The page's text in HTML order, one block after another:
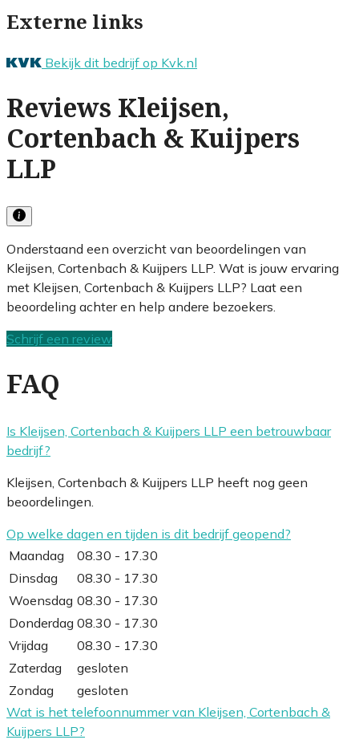
Externe links
Bekijk dit bedrijf op Kvk.nl
Reviews Kleijsen,
Cortenbach & Kuijpers
LLP
Onderstaand een overzicht van beoordelingen van
Kleijsen, Cortenbach & Kuijpers LLP. Wat is jouw ervaring
met Kleijsen, Cortenbach & Kuijpers LLP? Laat een
beoordeling achter en help andere bezoekers.
Schrijf een review
FAQ
Is Kleijsen, Cortenbach & Kuijpers LLP een betrouwbaar
bedrijf?
Kleijsen, Cortenbach & Kuijpers LLP heeft nog geen
beoordelingen.
Op welke dagen en tijden is dit bedrijf geopend?
Maandag
08.30 - 17.30
Dinsdag
08.30 - 17.30
Woensdag 08.30 - 17.30
Donderdag 08.30 - 17.30
Vrijdag
08.30 - 17.30
Zaterdag
gesloten
Zondag
gesloten
Wat is het telefoonnummer van Kleijsen, Cortenbach &
Kuijpers LLP?